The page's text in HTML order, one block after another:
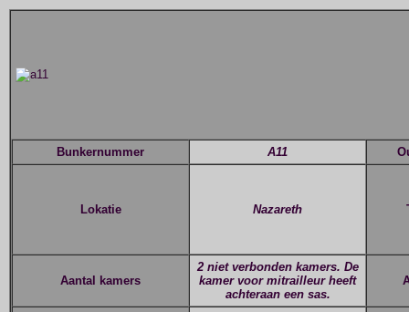
Bunkernummer A11
Lokatie Nazareth
Aantal kamers
2 niet verbonden kamers. De
kamer voor mitrailleur heeft
achteraan een sas.